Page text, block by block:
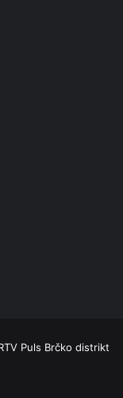
Puls Brčko distrikt